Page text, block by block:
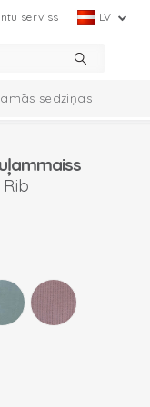
LV
serviss
sedziņas